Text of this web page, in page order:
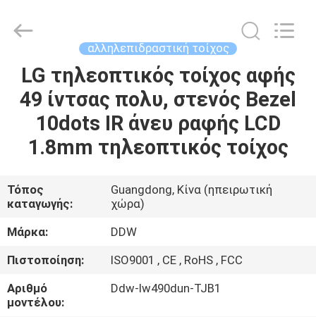
ΣΠΊΤΙ
ΠΡΟΪΌΝΤΑ
ΕΜΕΊΣ
ΓΎΡΟΣ
ΕΡΓΟΣΤΑΣΊΩΝ
ΠΟΙΟΤΙΚΌΣ
Rights
αλληλεπιδραστική τοίχος
LG τηλεοπτικός τοίχος αφής
49 ίντσας πολυ, στενός Bezel
10dots IR άνευ ραφής LCD
1.8mm τηλεοπτικός τοίχος
Τόπος
καταγωγής:
Guangdong, Κίνα (ηπειρωτική
χώρα)
Μάρκα:
DDW
Πιστοποίηση:
ISO9001 , CE , RoHS , FCC
Αριθμό
μοντέλου:
Ddw-lw490dun-TJB1